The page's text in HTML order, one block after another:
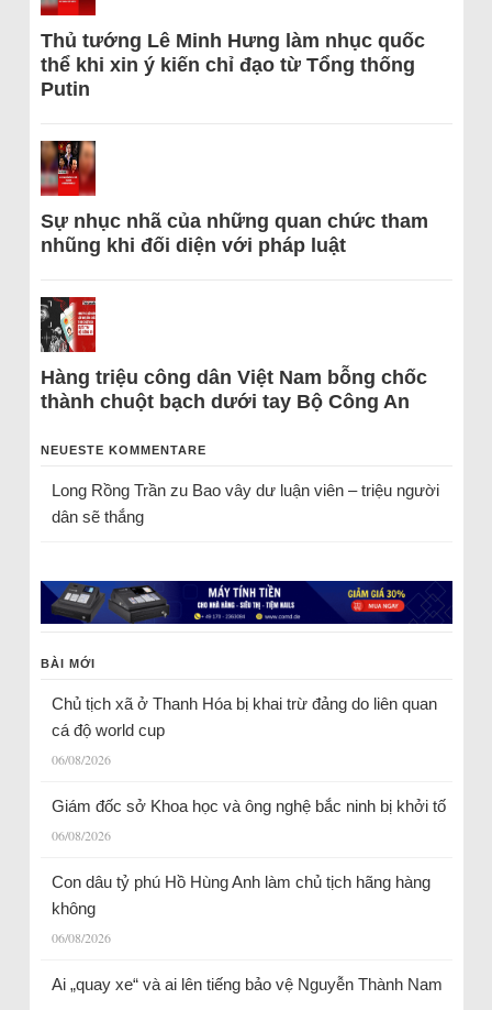
Thủ tướng Lê Minh Hưng làm nhục quốc
thể khi xin ý kiến chỉ đạo từ Tổng thống
Putin
Sự nhục nhã của những quan chức tham
nhũng khi đối diện với pháp luật
Hàng triệu công dân Việt Nam bỗng chốc
thành chuột bạch dưới tay Bộ Công An
NEUESTE KOMMENTARE
Long Rồng Trầnzu Bao vây dư luận viên – triệu người
dân sẽ thắng
BÀI MỚI
Chủ tịch xã ở Thanh Hóa bị khai trừ đảng do liên quan
cá độ world cup
06/08/2026
Giám đốc sở Khoa học và ông nghệ bắc ninh bị khởi tố
06/08/2026
Con dâu tỷ phú Hồ Hùng Anh làm chủ tịch hãng hàng
không
06/08/2026
Ai „quay xe“ và ai lên tiếng bảo vệ Nguyễn Thành Nam